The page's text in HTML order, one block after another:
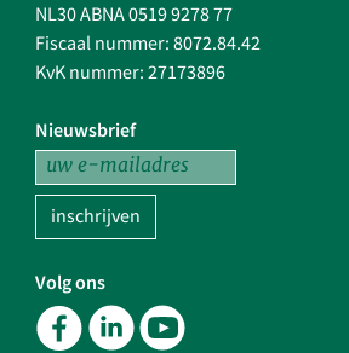
NL30 ABNA 0519 9278 77
Fiscaal nummer: 8072.84.42
KvK nummer: 27173896
Nieuwsbrief
inschrijven
Volg ons